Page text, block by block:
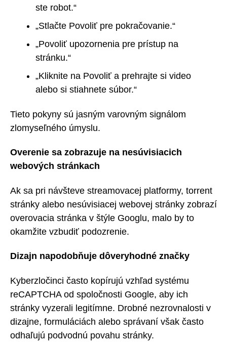
ste robot.“
„Stlačte Povoliť pre pokračovanie.“
„Povoliť upozornenia pre prístup na
stránku.“
„Kliknite na Povoliť a prehrajte si video
alebo si stiahnete súbor.“
Tieto pokyny sú jasným varovným signálom
zlomyseľného úmyslu.
Overenie sa zobrazuje na nesúvisiacich
webových stránkach
Ak sa pri návšteve streamovacej platformy, torrent
stránky alebo nesúvisiacej webovej stránky zobrazí
overovacia stránka v štýle Googlu, malo by to
okamžite vzbudiť podozrenie.
Dizajn napodobňuje dôveryhodné značky
Kyberzločinci často kopírujú vzhľad systému
reCAPTCHA od spoločnosti Google, aby ich
stránky vyzerali legitímne. Drobné nezrovnalosti v
dizajne, formuláciách alebo správaní však často
odhaľujú podvodnú povahu stránky.